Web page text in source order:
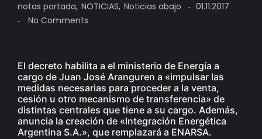
notas portada, NOTICIAS, Noticias abajo - 01.11.2017
- No Comments
El decreto habilita a el ministerio de Energía a
cargo de Juan José Aranguren a «impulsar las
medidas necesarias para proceder a la venta,
cesión u otro mecanismo de transferencia» de
distintas centrales que tiene a su cargo. Además,
anuncia la creación de «Integración Energética
Argentina S.A.», que remplazará a ENARSA.